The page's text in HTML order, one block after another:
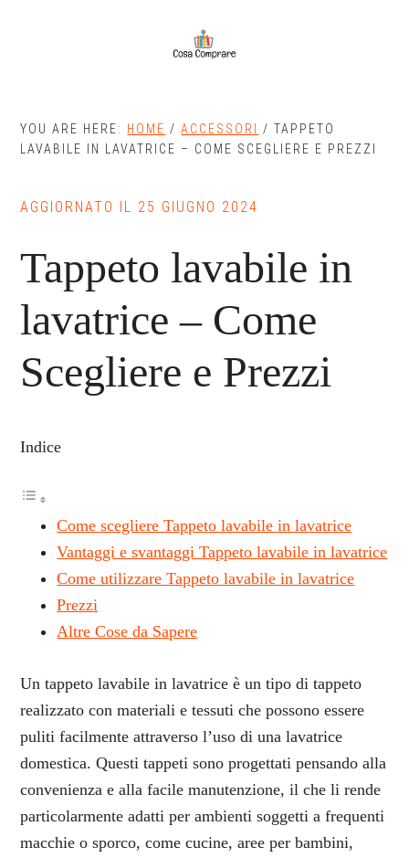
YOU ARE HERE: HOME / ACCESSORI / TAPPETO
LAVABILE IN LAVATRICE – COME SCEGLIERE E PREZZI
AGGIORNATO IL 25 GIUGNO 2024
Tappeto lavabile in
lavatrice – Come
Scegliere e Prezzi
Indice
Come scegliere Tappeto lavabile in lavatrice
Vantaggi e svantaggi Tappeto lavabile in lavatrice
Come utilizzare Tappeto lavabile in lavatrice
Prezzi
Altre Cose da Sapere
Un tappeto lavabile in lavatrice è un tipo di tappeto
realizzato con materiali e tessuti che possono essere
puliti facilmente attraverso l’uso di una lavatrice
domestica. Questi tappeti sono progettati pensando alla
convenienza e alla facile manutenzione, il che li rende
particolarmente adatti per ambienti soggetti a frequenti
macchie o sporco, come cucine, aree per bambini,